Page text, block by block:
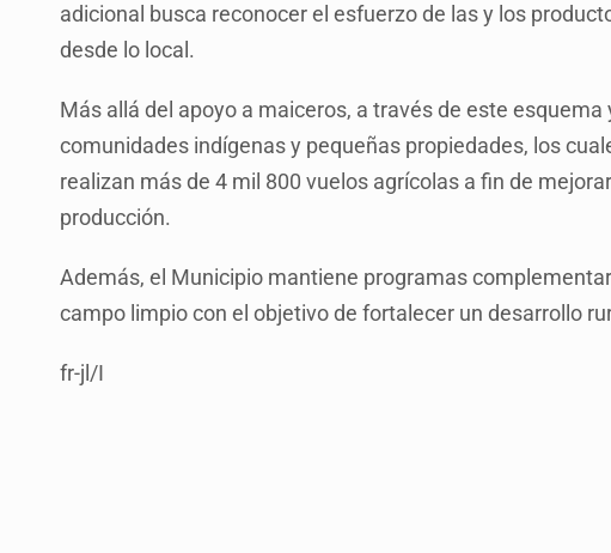
adicional busca reconocer el esfuerzo de las y los
desde lo local.
Más allá del apoyo a maiceros, a través de este
comunidades indígenas y pequeñas propiedades, los
realizan más de 4 mil 800 vuelos agrícolas a fin de
producción.
Además, el Municipio mantiene programas
campo limpio con el objetivo de fortalecer un desarrollo
fr-jl/I